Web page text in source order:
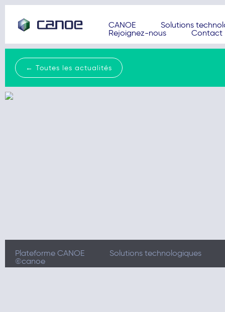
CANOE
Solutions
Rejoignez-nous
Contact
← Toutes les actualités
Plateforme CANOE
Solutions technologiques
©canoe